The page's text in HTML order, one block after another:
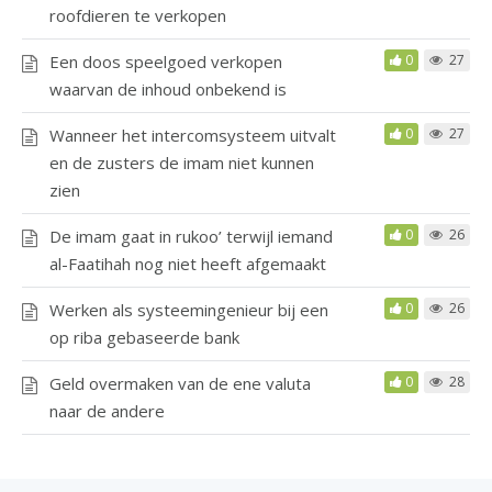
roofdieren te verkopen
Een doos speelgoed verkopen
waarvan de inhoud onbekend is
0 27
Wanneer het intercomsysteem uitvalt
en de zusters de imam niet kunnen
zien
0 27
De imam gaat in rukoo’ terwijl iemand
al-Faatihah nog niet heeft afgemaakt
0 26
Werken als systeemingenieur bij een
op riba gebaseerde bank
0 26
Geld overmaken van de ene valuta
naar de andere
0 28